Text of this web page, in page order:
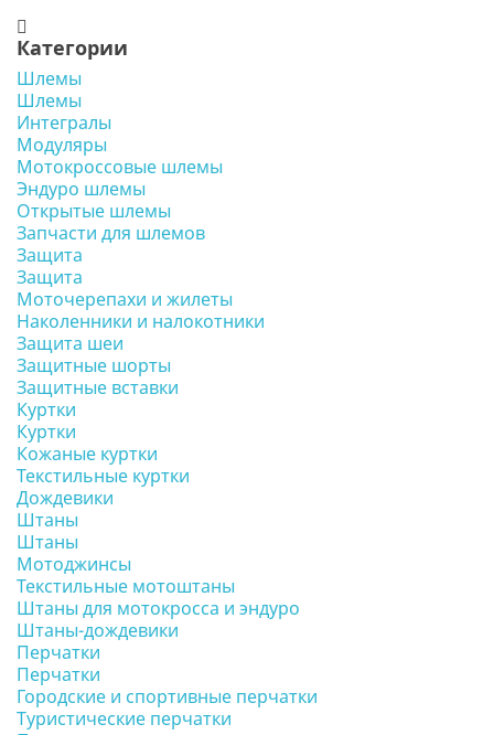
Категории
Шлемы
Шлемы
Интегралы
Модуляры
Мотокроссовые шлемы
Эндуро шлемы
Открытые шлемы
Запчасти для шлемов
Защита
Защита
Моточерепахи и жилеты
Наколенники и налокотники
Защита шеи
Защитные шорты
Защитные вставки
Куртки
Куртки
Кожаные куртки
Текстильные куртки
Дождевики
Штаны
Штаны
Мотоджинсы
Текстильные мотоштаны
Штаны для мотокросса и эндуро
Штаны-дождевики
Перчатки
Перчатки
Городские и спортивные перчатки
Туристические перчатки